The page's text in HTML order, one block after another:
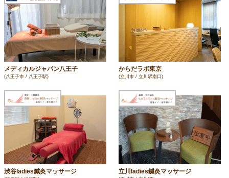
メディカルジャパン八王子
(八王子市 / 八王子駅)
からだラボ東京
(立川市 / 立川駅南口)
渋谷ladies鍼灸マッサージ 立川ladies鍼灸マッサージ